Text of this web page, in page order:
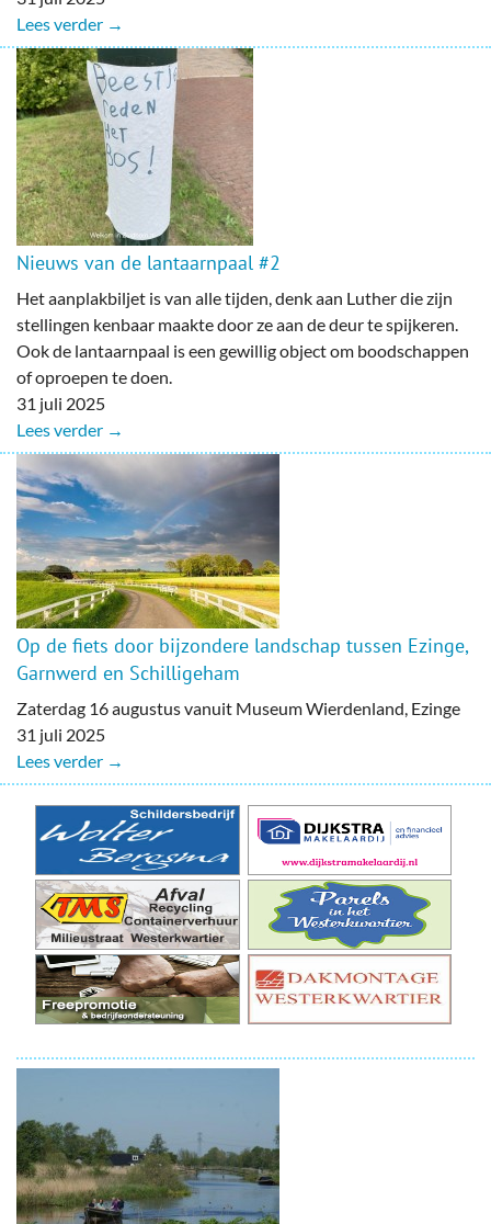
Lees verder →
Nieuws van de lantaarnpaal #2
Het aanplakbiljet is van alle tijden, denk aan Luther die zijn
stellingen kenbaar maakte door ze aan de deur te spijkeren.
Ook de lantaarnpaal is een gewillig object om boodschappen
of oproepen te doen.
31 juli 2025
Lees verder →
Op de fiets door bijzondere landschap tussen Ezinge,
Garnwerd en Schilligeham
Zaterdag 16 augustus vanuit Museum Wierdenland, Ezinge
31 juli 2025
Lees verder →